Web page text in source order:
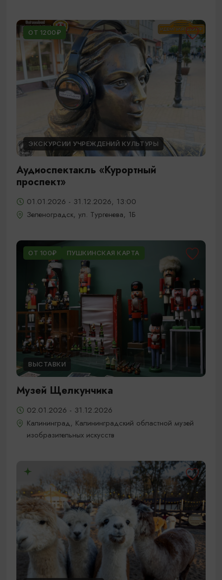
ОТ 1200₽
ЭКСКУРСИИ УЧРЕЖДЕНИЙ КУЛЬТУРЫ
Аудиоспектакль «Курортный
проспект»
01.01.2026 - 31.12.2026, 13:00
Зеленоградск, ул. Тургенева, 1Б
ОТ 100₽ ПУШКИНСКАЯ КАРТА
ВЫСТАВКИ
Музей Щелкунчика
02.01.2026 - 31.12.2026
Калининград, Калининградский областной музей
изобразительных искусств